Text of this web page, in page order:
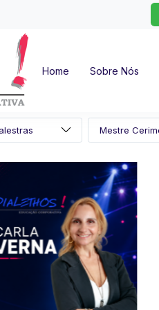
Home Sobre Nós
- Exclusiva
palestrante
em segurança do
qualidade
de equipes,
emocional e motivação.
consolidada, já
Produtor
a
- aLoja de Cursos
Palestras Gravadascom
Futuristas da Dialethos!
no botão e insira seu